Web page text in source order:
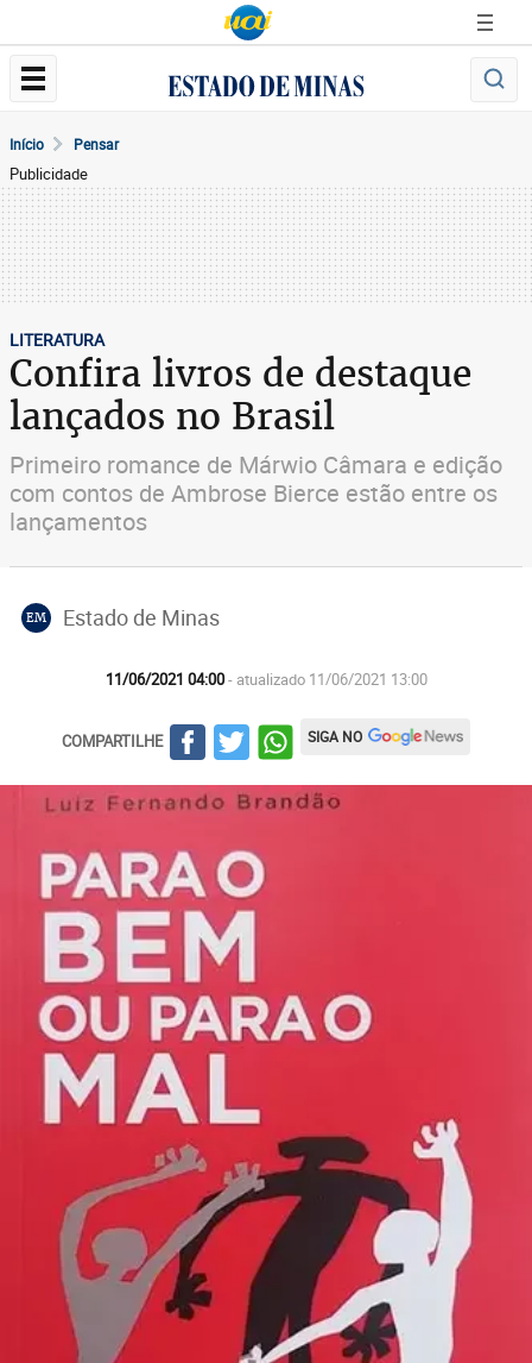
Início Pensar
Publicidade
LITERATURA
Confira livros de destaque
lançados no Brasil
Primeiro romance de Márwio Câmara e edição
com contos de Ambrose Bierce estão entre os
lançamentos
EM Estado de Minas
11/06/2021 04:00- atualizado 11/06/2021 13:00
COMPARTILHE SIGA NO